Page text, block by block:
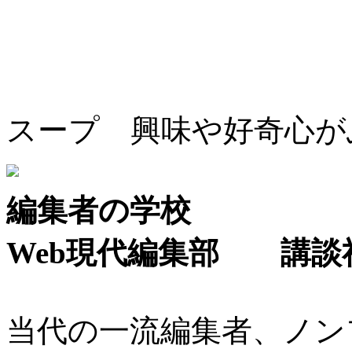
スープ 興味や好奇心
編集者の学校
Web現代編集部 講談
当代の一流編集者、ノ